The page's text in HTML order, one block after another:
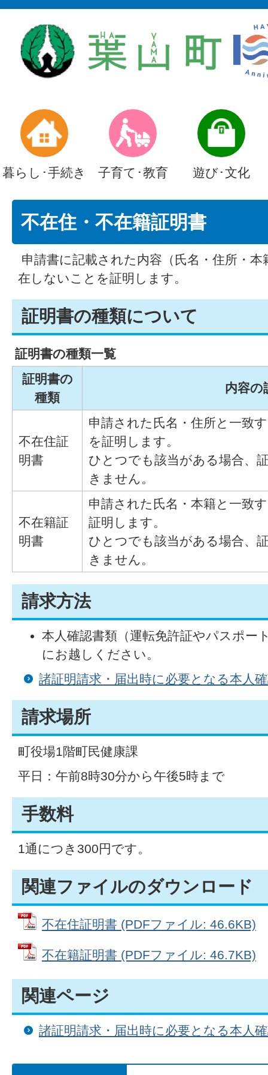
暮らし･手続き 子育て･教育 遊び･文化
不在住・不在籍証明書
申請書に記載された内容（氏名・住所・
在しないことを証明します。
証明書の種類について
証明書の種類一覧
証明書の
種類
内容の
不在住証
明書
申請された氏名・住所と一致
を証明します。
ひとつでも該当がある場合、
きません。
不在籍証
明書
申請された氏名・本籍と一致
証明します。
ひとつでも該当がある場合、
きません。
請求方法
本人確認書類（運転免許証やパスポー
にお越しください。
諸証明請求・届出時に必要となる本人
請求場所
町役場1階町民健康課
平日：午前8時30分から午後5時まで
手数料
1通につき300円です。
関連ファイルのダウンロード
不在住証明書 (PDFファイル: 46.6KB)
不在籍証明書 (PDFファイル: 46.7KB)
関連ページ
諸証明請求・届出時に必要となる本人